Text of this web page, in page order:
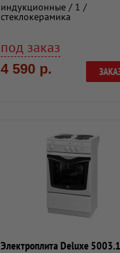
индукционные / 1 /
стеклокерамика
под заказ
4 590 р.
Электроплита Deluxe